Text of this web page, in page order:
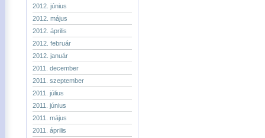
2012. június
2012. május
2012. április
2012. február
2012. január
2011. december
2011. szeptember
2011. július
2011. június
2011. május
2011. április